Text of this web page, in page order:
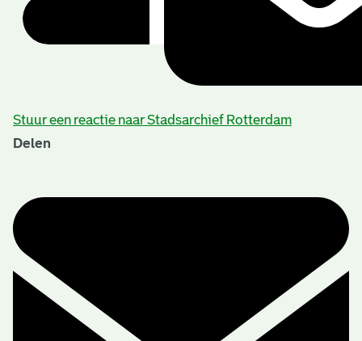
Stuur een reactie naar Stadsarchief Rotterdam
Delen